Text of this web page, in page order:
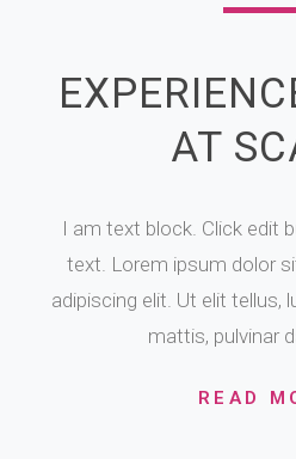
AT
I am text block. Click edit
text. Lorem ipsum dolor
adipiscing elit. Ut elit tellus,
mattis, pulvinar
READ